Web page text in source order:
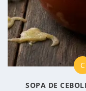
C
SOPA DE